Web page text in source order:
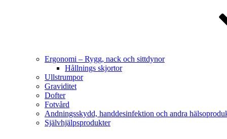
Ergonomi – Rygg, nack och sittdynor
Hållnings skjortor
Ullstrumpor
Graviditet
Dofter
Fotvård
Andningsskydd, handdesinfektion och andra
Självhjälpsprodukter